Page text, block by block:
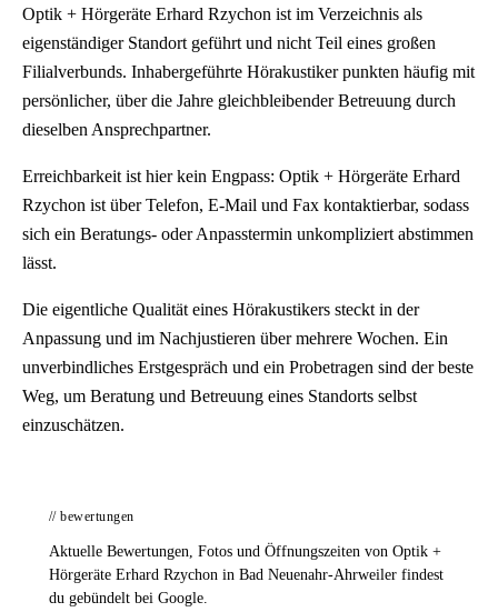
Optik + Hörgeräte Erhard Rzychon ist im Verzeichnis als
eigenständiger Standort geführt und nicht Teil eines großen
Filialverbunds. Inhabergeführte Hörakustiker punkten häufig mit
persönlicher, über die Jahre gleichbleibender Betreuung durch
dieselben Ansprechpartner.
Erreichbarkeit ist hier kein Engpass: Optik + Hörgeräte Erhard
Rzychon ist über Telefon, E-Mail und Fax kontaktierbar, sodass
sich ein Beratungs- oder Anpasstermin unkompliziert abstimmen
lässt.
Die eigentliche Qualität eines Hörakustikers steckt in der
Anpassung und im Nachjustieren über mehrere Wochen. Ein
unverbindliches Erstgespräch und ein Probetragen sind der beste
Weg, um Beratung und Betreuung eines Standorts selbst
einzuschätzen.
// bewertungen
Aktuelle Bewertungen, Fotos und Öffnungszeiten von Optik +
Hörgeräte Erhard Rzychon in Bad Neuenahr-Ahrweiler findest
du gebündelt bei Google.